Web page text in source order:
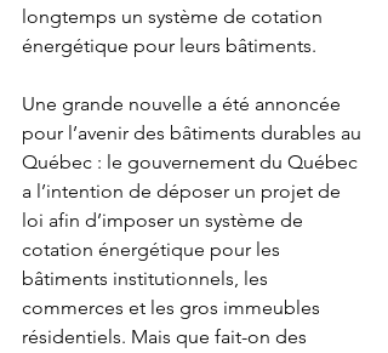
longtemps un système de cotation
énergétique pour leurs bâtiments.
Une grande nouvelle a été annoncée
pour l’avenir des bâtiments durables au
Québec : le gouvernement du Québec
a l’intention de déposer un projet de
loi afin d’imposer un système de
cotation énergétique pour les
bâtiments institutionnels, les
commerces et les gros immeubles
résidentiels. Mais que fait-on des